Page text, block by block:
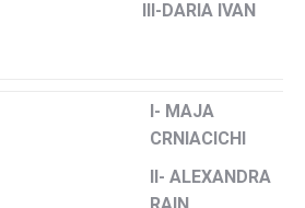
III-DARIA IVAN
I- MAJA
CRNIACICHI
II- ALEXANDRA